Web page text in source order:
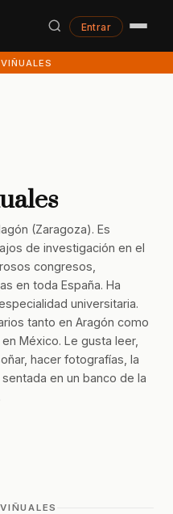
Entrar
(Zaragoza). Es
de investigación en el
congresos,
en toda España. Ha
universitaria.
tanto en Aragón como
México. Le gusta leer,
hacer fotografías, la
en un banco de la